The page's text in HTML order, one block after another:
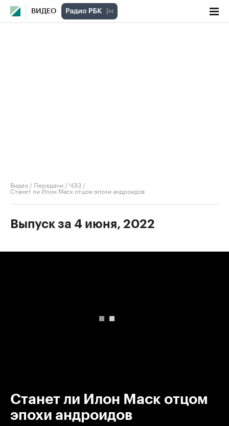
ВИДЕО
Видео / Передачи /ЧЭЗ /
Станет ли Илон Маск отцом эпохи андроидов
Выпуск за 4 июня, 2022
Станет ли Илон Маск отцом
эпохи андроидов